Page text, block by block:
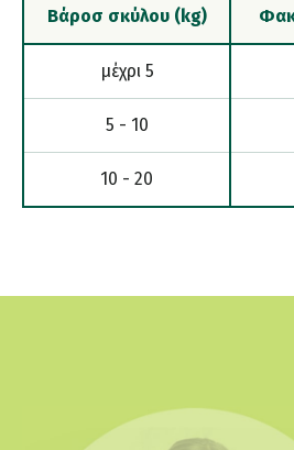
Βάροσ σκύλου (kg)
μέχρι 5
5 - 10
10 - 20